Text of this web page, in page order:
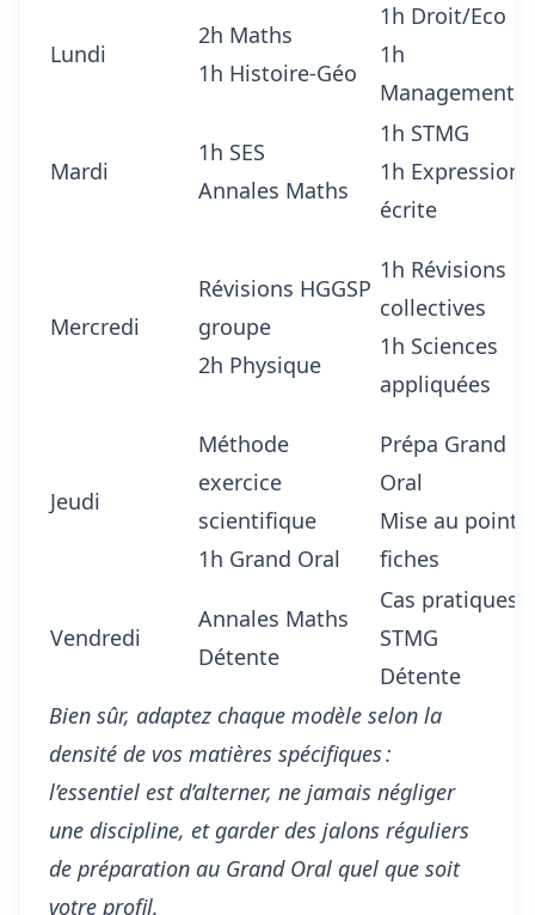
Lundi
2h Maths
1h Histoire-Géo
1h Droit/Eco
1h
Management
Mardi
1h SES
Annales Maths
1h STMG
1h Expression
écrite
Mercredi
Révisions HGGSP
groupe
2h Physique
1h Révisions
collectives
1h Sciences
appliquées
Jeudi
Méthode
exercice
scientifique
1h Grand Oral
Prépa Grand
Oral
Mise au point
fiches
Vendredi
Annales Maths
Détente
Cas pratiques
STMG
Détente
Bien sûr, adaptez chaque modèle selon la
densité de vos matières spécifiques :
l’essentiel est d’alterner, ne jamais négliger
une discipline, et garder des jalons réguliers
de préparation au Grand Oral quel que soit
votre profil.